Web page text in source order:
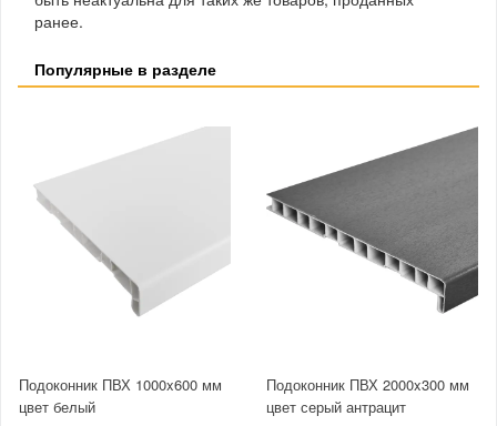
ранее.
Популярные в разделе
Подоконник ПВХ 1000x600 мм
цвет белый
Подоконник ПВХ 2000x300 мм
цвет серый антрацит